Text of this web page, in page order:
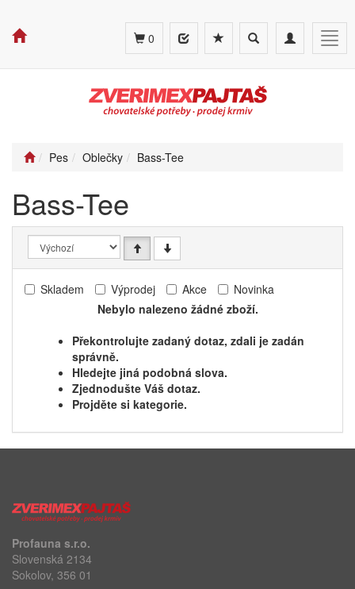
Toggle
navigation
Toggle
search
0
Pes Oblečky Bass-Tee
Bass-Tee
Skladem Výprodej Akce
Novinka
Nebylo nalezeno žádné zboží.
Překontrolujte zadaný dotaz, zdali je zadán
správně.
Hledejte jiná podobná slova.
Zjednodušte Váš dotaz.
Projděte si kategorie.
Profauna s.r.o.
Slovenská 2134
Sokolov, 356 01